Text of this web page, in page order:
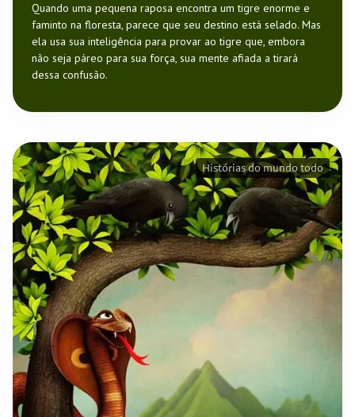
Quando uma pequena raposa encontra um tigre enorme e
faminto na floresta, parece que seu destino está selado. Mas
ela usa sua inteligência para provar ao tigre que, embora
não seja páreo para sua força, sua mente afiada a tirará
dessa confusão.
Histórias do mundo todo